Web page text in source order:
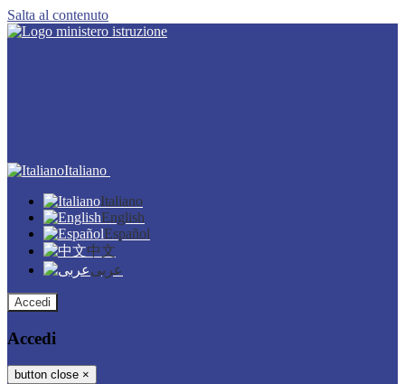
Salta al contenuto
Italiano
Italiano
English
Español
中文
عربى
Accedi
Accedi
button close ×